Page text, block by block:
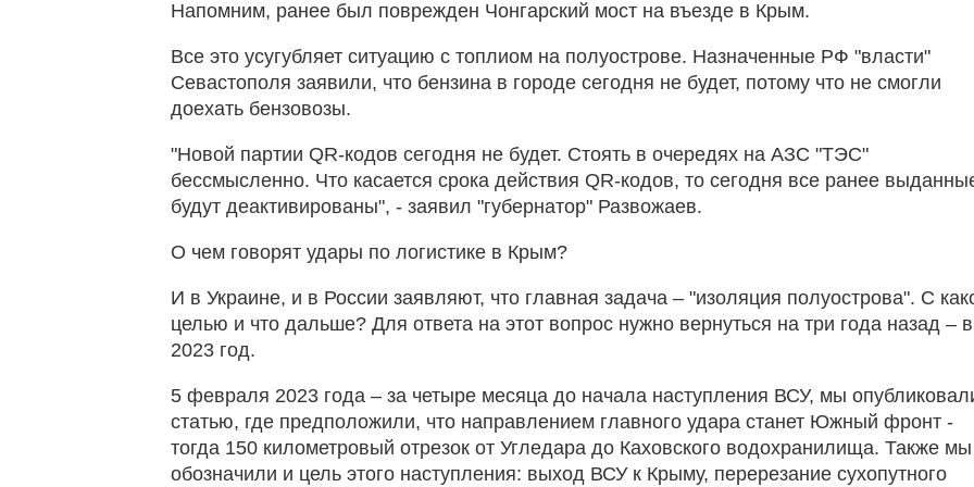
Напомним, ранее был поврежден Чонгарский мост на въезде в Крым.
Все это усугубляет ситуацию с топлиом на полуострове. Назначенные РФ "власти"
Севастополя заявили, что бензина в городе сегодня не будет, потому что не смогли
доехать бензовозы.
"Новой партии QR-кодов сегодня не будет. Стоять в очередях на АЗС "ТЭС"
бессмысленно. Что касается срока действия QR-кодов, то сегодня все ранее
будут деактивированы", - заявил "губернатор" Развожаев.
О чем говорят удары по логистике в Крым?
И в Украине, и в России заявляют, что главная задача – "изоляция полуострова". С
целью и что дальше? Для ответа на этот вопрос нужно вернуться на три года назад – в
2023 год.
5 февраля 2023 года – за четыре месяца до начала наступления ВСУ, мы
статью, где предположили, что направлением главного удара станет Южный фронт -
тогда 150 километровый отрезок от Угледара до Каховского водохранилища. Также мы
обозначили и цель этого наступления: выход ВСУ к Крыму, перерезание сухопутного